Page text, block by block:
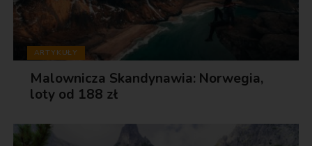
ARTYKUŁY
Malownicza Skandynawia: Norwegia,
loty od 188 zł